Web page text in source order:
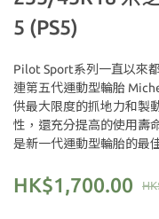
5 (PS5)
Pilot Sport系列一直以來
連第五代運動型輪胎
供最大限度的抓地力和製
性，還充分提高的使用壽
是新一代運動型輪胎的最
HK$1,700.00